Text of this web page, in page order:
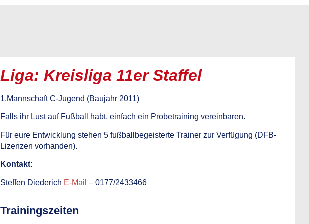
Liga: Kreisliga 11er Staffel
1.Mannschaft C-Jugend (Baujahr 2011)
Falls ihr Lust auf Fußball habt, einfach ein Probetraining vereinbaren.
Für eure Entwicklung stehen 5 fußballbegeisterte Trainer zur Verfügung (DFB-
Lizenzen vorhanden).
Kontakt:
Steffen Diederich E-Mail – 0177/2433466
Trainingszeiten